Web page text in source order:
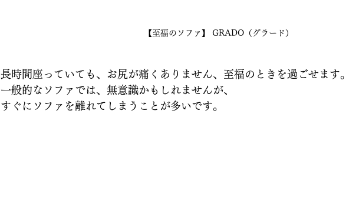
【至福のソファ】 GRADO（グラード）
長時間座っていても、お尻が痛くありません、至福のときを過ごせます。
一般的なソファでは、無意識かもしれませんが、
すぐにソファを離れてしまうことが多いです。